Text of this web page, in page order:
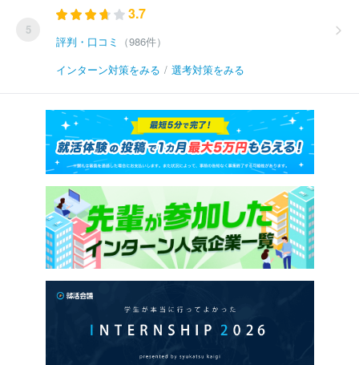
5
3.7
評判・口コミ
（986件）
インターン対策をみる / 選考対策をみる